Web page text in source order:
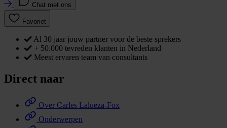
Chat met ons
Favoriet
Al 30 jaar jouw partner voor de beste sprekers
+ 50.000 tevreden klanten in Nederland
Meest ervaren team van consultants
Direct naar
Over Carles Lalueza-Fox
Onderwerpen